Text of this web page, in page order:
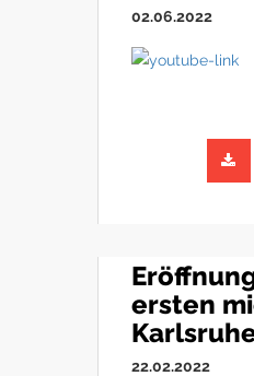
02.06.2022
ersten
22.02.2022